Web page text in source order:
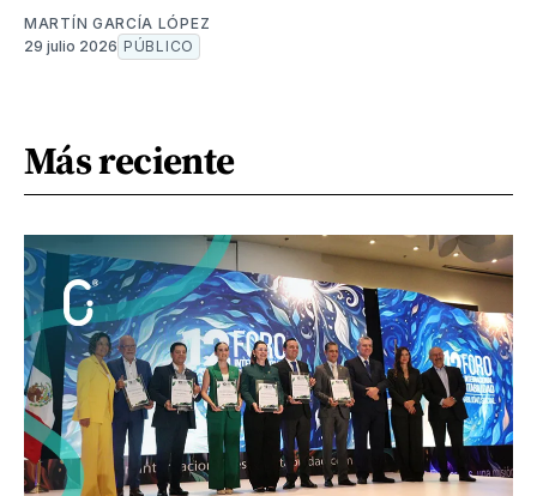
MARTÍN GARCÍA LÓPEZ
29 julio 2026 PÚBLICO
Más reciente